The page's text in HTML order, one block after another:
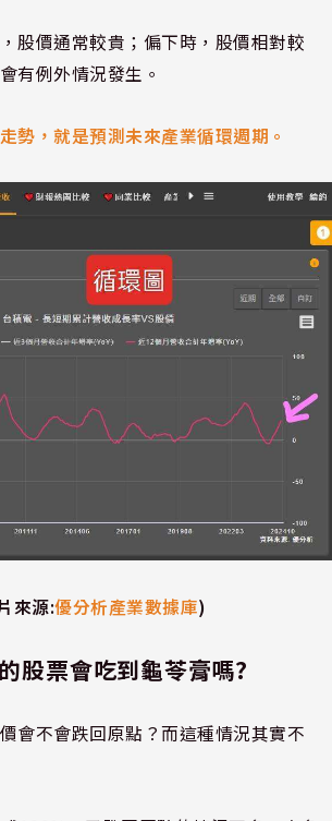
股價通常較貴；偏下時，股價相對較
有例外情況發生。
勢，就是預測未來產業循環週期。
來源:優分析產業數據庫)
股票會吃到龜苓膏嗎?
會不會跌回原點？而這種情況其實不